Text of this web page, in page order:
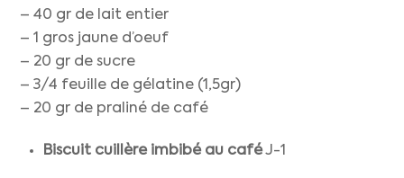
– 40 gr de lait entier
– 1 gros jaune d’oeuf
– 20 gr de sucre
– 3/4 feuille de gélatine (1,5gr)
– 20 gr de praliné de café
Biscuit cuillère imbibé au caféJ-1